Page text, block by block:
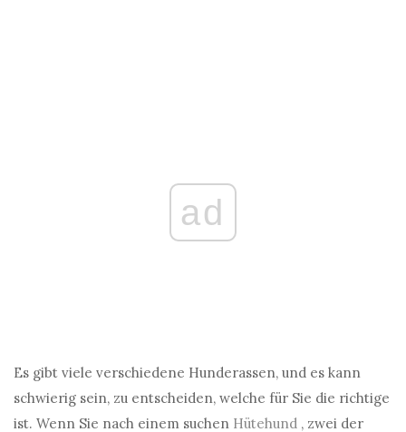
ad
Es gibt viele verschiedene Hunderassen, und es kann
schwierig sein, zu entscheiden, welche für Sie die richtige
ist. Wenn Sie nach einem suchen Hütehund , zwei der